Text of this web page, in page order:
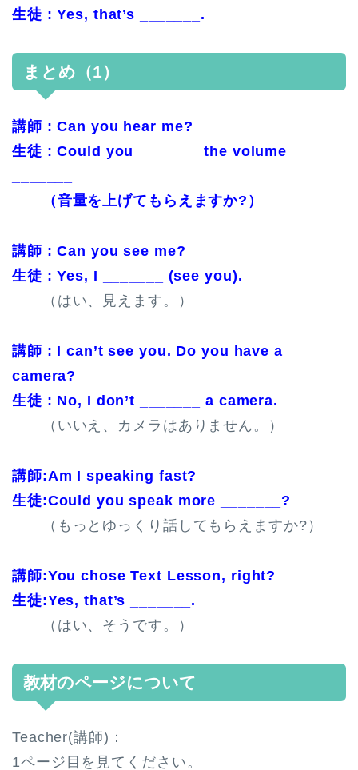
生徒 : Yes, that’s _______.
まとめ（1）
講師 : Can you hear me?
生徒 : Could you _______ the volume
（音量を上げてもらえますか?）
講師 : Can you see me?
生徒 : Yes, I _______ (see you).
（はい、見えます。）
講師 : I can’t see you. Do you have a
camera?
生徒 : No, I don’t _______ a camera.
（いいえ、カメラはありません。）
講師:Am I speaking fast?
生徒:Could you speak more _______?
（もっとゆっくり話してもらえますか?）
講師:You chose Text Lesson, right?
生徒:Yes, that’s _______.
（はい、そうです。）
教材のページについて
Teacher(講師)：
1ページ目を見てください。